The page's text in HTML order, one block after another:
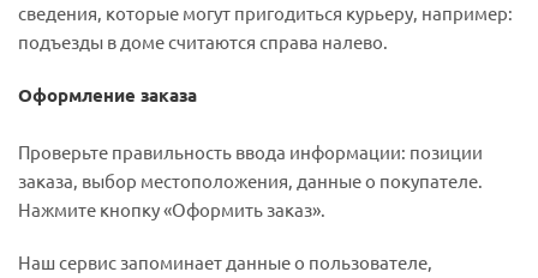
сведения, которые могут пригодиться курьеру, например:
подъезды в доме считаются справа налево.
Оформление заказа
Проверьте правильность ввода информации: позиции
заказа, выбор местоположения, данные о покупателе.
Нажмите кнопку «Оформить заказ».
Наш сервис запоминает данные о пользователе,